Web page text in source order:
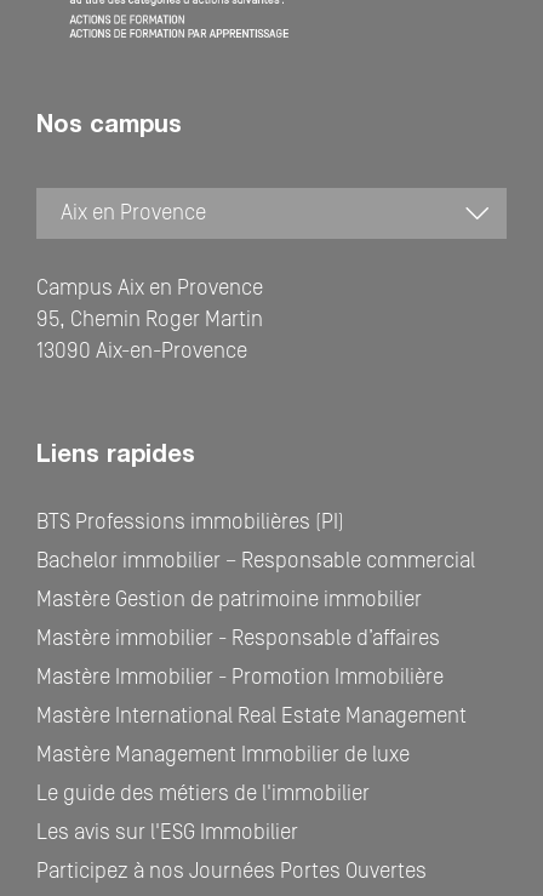
Nos campus
Campus Aix en Provence
95, Chemin Roger Martin
13090 Aix-en-Provence
Liens rapides
BTS Professions immobilières (PI)
Bachelor immobilier – Responsable commercial
Mastère Gestion de patrimoine immobilier
Mastère immobilier - Responsable d’affaires
Mastère Immobilier - Promotion Immobilière
Mastère International Real Estate Management
Mastère Management Immobilier de luxe
Le guide des métiers de l'immobilier
Les avis sur l'ESG Immobilier
Participez à nos Journées Portes Ouvertes